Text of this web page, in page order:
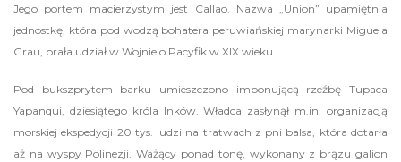
Jego portem macierzystym jest Callao. Nazwa „Union” upamiętnia
jednostkę, która pod wodzą bohatera peruwiańskiej marynarki Miguela
Grau, brała udział w Wojnie o Pacyfik w XIX wieku.
Pod bukszprytem barku umieszczono imponującą rzeźbę Tupaca
Yapanqui, dziesiątego króla Inków. Władca zasłynął m.in. organizacją
morskiej ekspedycji 20 tys. ludzi na tratwach z pni balsa, która dotarła
aż na wyspy Polinezji. Ważący ponad tonę, wykonany z brązu galion